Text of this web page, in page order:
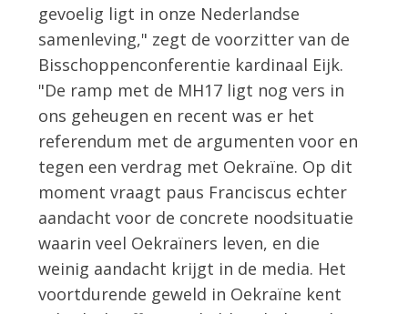
gevoelig ligt in onze Nederlandse
samenleving," zegt de voorzitter van de
Bisschoppenconferentie kardinaal Eijk.
"De ramp met de MH17 ligt nog vers in
ons geheugen en recent was er het
referendum met de argumenten voor en
tegen een verdrag met Oekraïne. Op dit
moment vraagt paus Franciscus echter
aandacht voor de concrete noodsituatie
waarin veel Oekraïners leven, en die
weinig aandacht krijgt in de media. Het
voortdurende geweld in Oekraïne kent